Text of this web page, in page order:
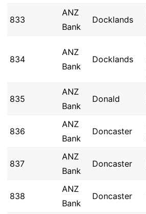
833
ANZ
Bank
Docklands
834
ANZ
Bank
Docklands
835
ANZ
Bank
Donald
836
ANZ
Bank
Doncaster
837
ANZ
Bank
Doncaster
838
ANZ
Bank
Doncaster